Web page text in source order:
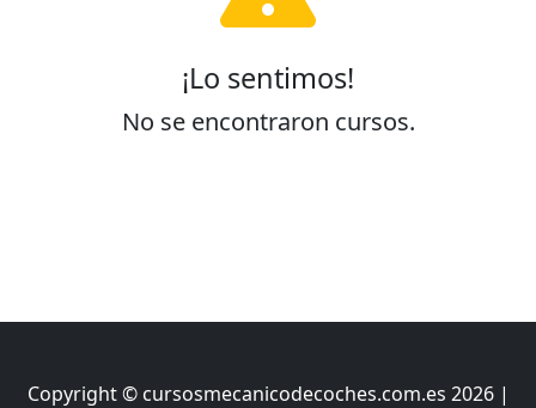
¡Lo sentimos!
No se encontraron cursos.
Copyright © cursosmecanicodecoches.com.es 2026 |